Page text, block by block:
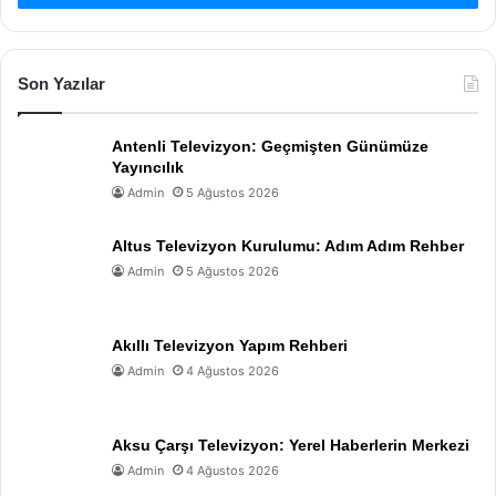
Son Yazılar
Antenli Televizyon: Geçmişten Günümüze
Yayıncılık
Admin 5 Ağustos 2026
Altus Televizyon Kurulumu: Adım Adım Rehber
Admin 5 Ağustos 2026
Akıllı Televizyon Yapım Rehberi
Admin 4 Ağustos 2026
Aksu Çarşı Televizyon: Yerel Haberlerin Merkezi
Admin 4 Ağustos 2026